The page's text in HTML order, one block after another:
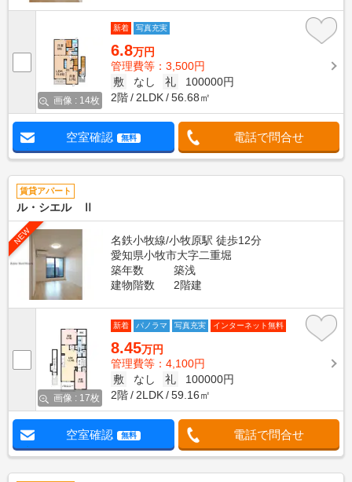
画像 : 14枚
新着 写真充実
6.8万円
管理費等：3,500円
敷
なし 礼
100000円
2階
2LDK 56.68㎡
空室確認 無料 電話で問合せ
賃貸アパート
ル・シエル Ⅱ
NEW
名鉄小牧線/小牧原駅 徒歩12分
愛知県小牧市大字二重堀
築年数
築浅
建物階数
2階建
画像 : 17枚
新着 パノラマ 写真充実 インターネット無料
8.45万円
管理費等：4,100円
敷
なし 礼
100000円
2階
2LDK 59.16㎡
空室確認 無料 電話で問合せ